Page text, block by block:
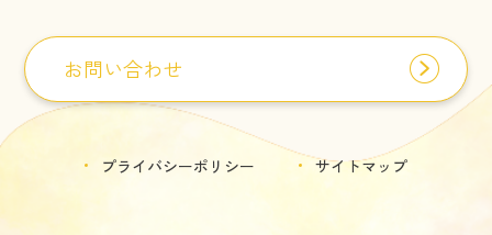
お問い合わせ
プライバシーポリシー サイトマップ